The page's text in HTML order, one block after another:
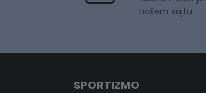
našem sajtu.
SPORTIZMO